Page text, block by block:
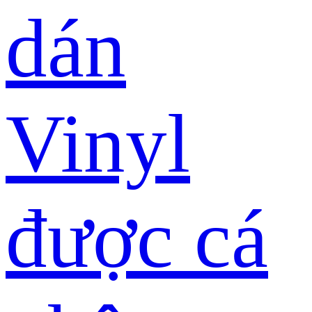
dán
Vinyl
được cá